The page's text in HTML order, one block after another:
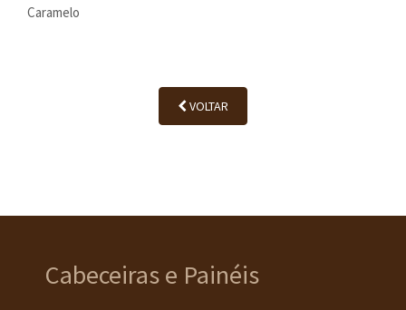
Caramelo
VOLTAR
Cabeceiras e Painéis